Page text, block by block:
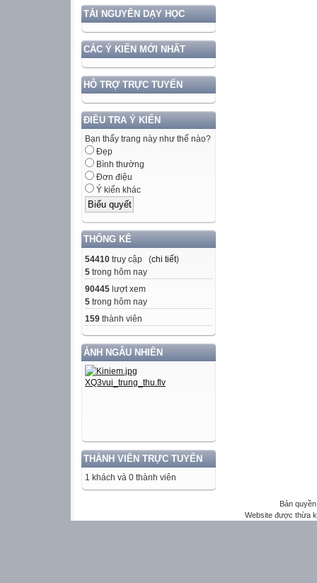
TÀI NGUYÊN DẠY HỌC
CÁC Ý KIẾN MỚI NHẤT
HỖ TRỢ TRỰC TUYẾN
ĐIỀU TRA Ý KIẾN
Bạn thấy trang này như thế nào?
Đẹp
Bình thường
Đơn điệu
Ý kiến khác
THỐNG KÊ
54410 truy cập (chi tiết)
5 trong hôm nay
90445 lượt xem
5 trong hôm nay
159 thành viên
ẢNH NGẪU NHIÊN
THÀNH VIÊN TRỰC TUYẾN
1 khách và 0 thành viên
Bản
Website được thừa